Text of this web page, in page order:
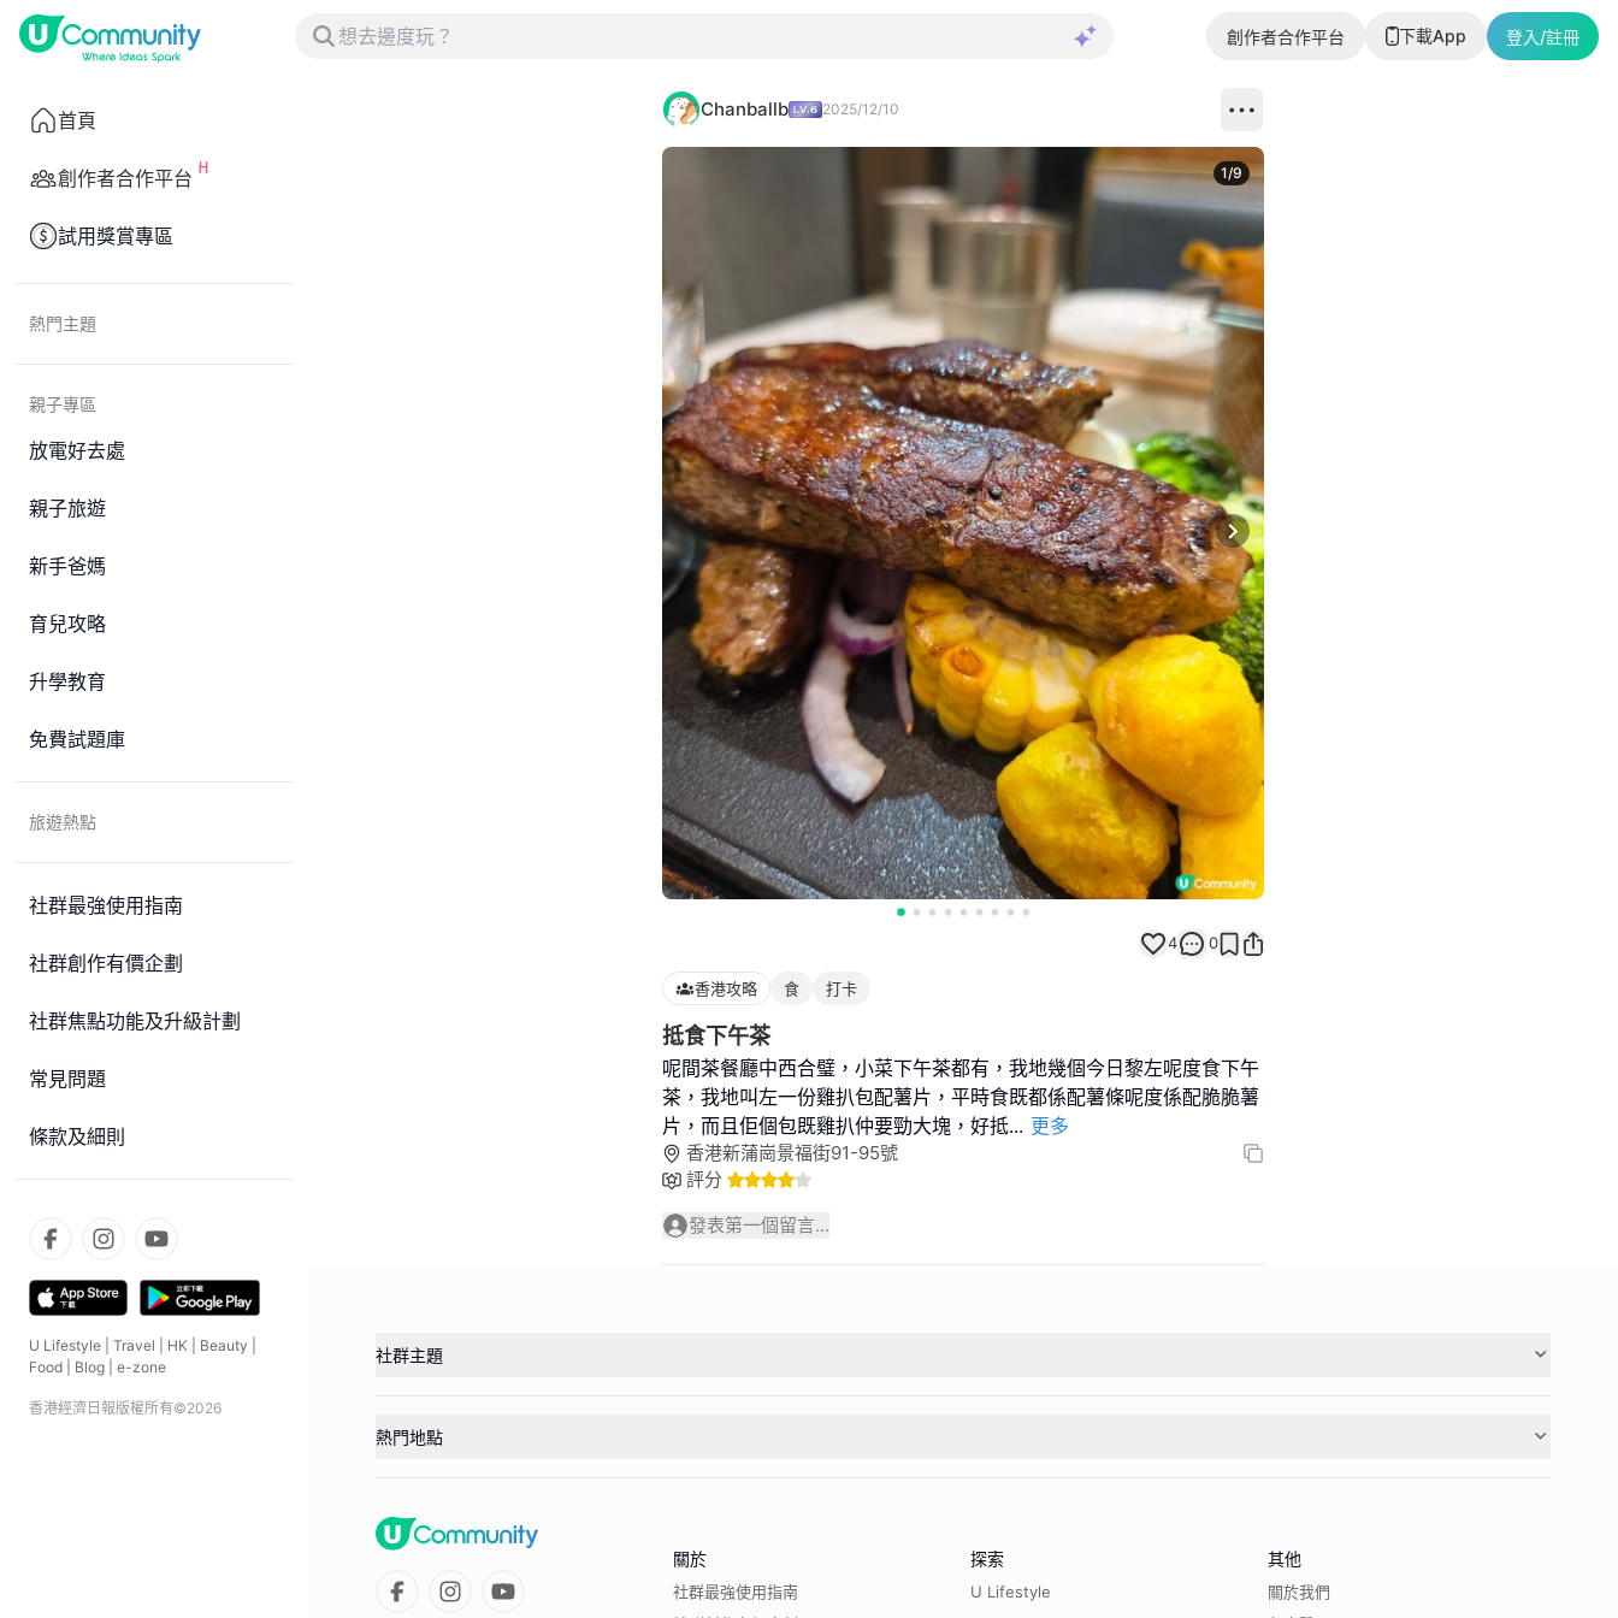
創作者合作平台 下載App 登入/註冊
首頁
創作者合作平台
試用獎賞專區
熱門主題
親子專區
放電好去處
親子旅遊
新手爸媽
育兒攻略
升學教育
免費試題庫
旅遊熱點
社群最強使用指南
社群創作有價企劃
社群焦點功能及升級計劃
常見問題
條款及細則
U Lifestyle Travel HK Beauty
Food
Blog e-zone
香港經濟日報版權所有©2026
Chanballb 2025/12/10
Next slide
1/9
4 0
香港攻略 食 打卡
抵食下午茶
呢間茶餐廳中西合璧，小菜下午茶都有，我地幾個今日黎左呢度食下午
茶，我地叫左一份雞扒包配薯片，平時食既都係配薯條呢度係配脆脆薯
片，而且佢個包既雞扒仲要勁大塊，好抵... 更多
香港新蒲崗景福街91-95號
評分
發表第一個留言...
社群主題
熱門地點
關於
社群最強使用指南
探索
U Lifestyle
其他
關於我們